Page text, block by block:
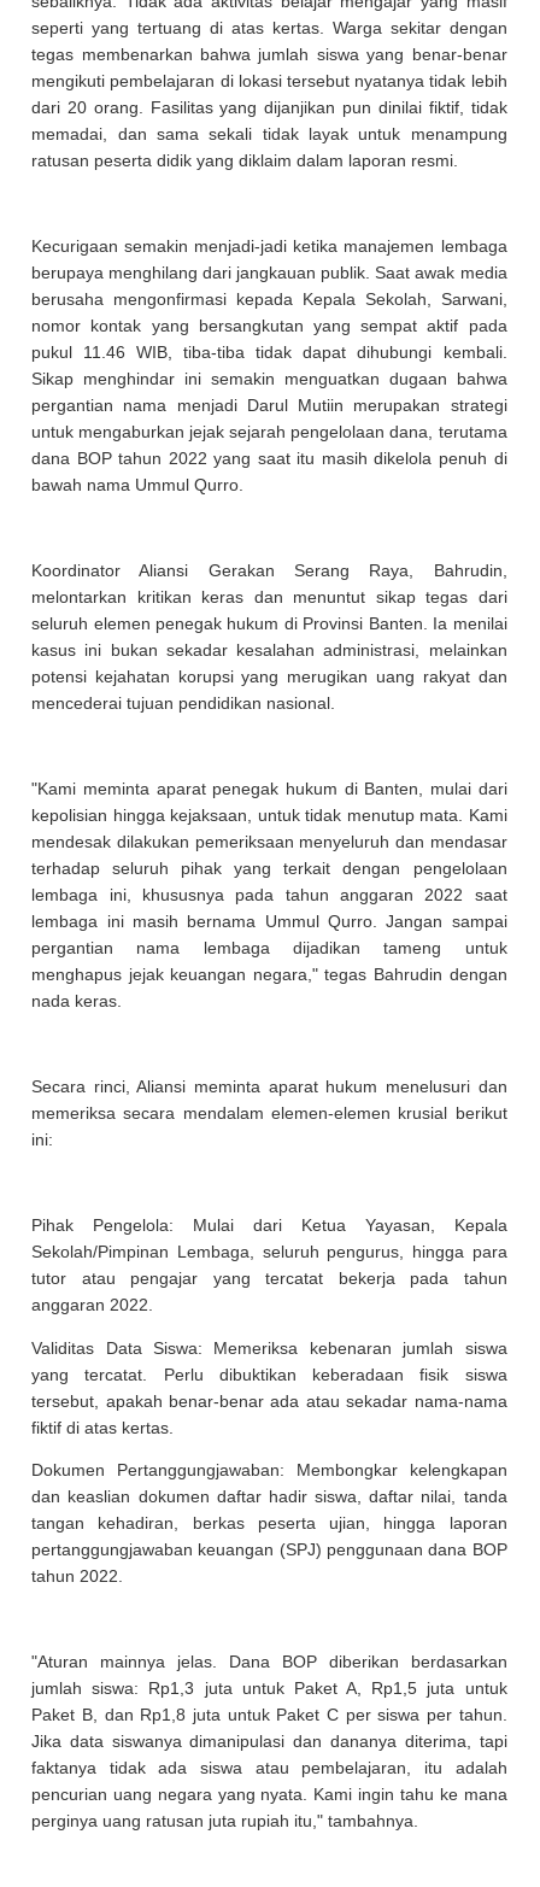
seperti yang tertuang di atas kertas. Warga sekitar dengan
tegas membenarkan bahwa jumlah siswa yang benar-benar
mengikuti pembelajaran di lokasi tersebut nyatanya tidak lebih
dari 20 orang. Fasilitas yang dijanjikan pun dinilai fiktif, tidak
memadai, dan sama sekali tidak layak untuk menampung
ratusan peserta didik yang diklaim dalam laporan resmi.
Kecurigaan semakin menjadi-jadi ketika manajemen lembaga
berupaya menghilang dari jangkauan publik. Saat awak media
berusaha mengonfirmasi kepada Kepala Sekolah, Sarwani,
nomor kontak yang bersangkutan yang sempat aktif pada
pukul 11.46 WIB, tiba-tiba tidak dapat dihubungi kembali.
Sikap menghindar ini semakin menguatkan dugaan bahwa
pergantian nama menjadi Darul Mutiin merupakan strategi
untuk mengaburkan jejak sejarah pengelolaan dana, terutama
dana BOP tahun 2022 yang saat itu masih dikelola penuh di
bawah nama Ummul Qurro.
Koordinator Aliansi Gerakan Serang Raya, Bahrudin,
melontarkan kritikan keras dan menuntut sikap tegas dari
seluruh elemen penegak hukum di Provinsi Banten. Ia menilai
kasus ini bukan sekadar kesalahan administrasi, melainkan
potensi kejahatan korupsi yang merugikan uang rakyat dan
mencederai tujuan pendidikan nasional.
"Kami meminta aparat penegak hukum di Banten, mulai dari
kepolisian hingga kejaksaan, untuk tidak menutup mata. Kami
mendesak dilakukan pemeriksaan menyeluruh dan mendasar
terhadap seluruh pihak yang terkait dengan pengelolaan
lembaga ini, khususnya pada tahun anggaran 2022 saat
lembaga ini masih bernama Ummul Qurro. Jangan sampai
pergantian nama lembaga dijadikan tameng untuk
menghapus jejak keuangan negara," tegas Bahrudin dengan
nada keras.
Secara rinci, Aliansi meminta aparat hukum menelusuri dan
memeriksa secara mendalam elemen-elemen krusial berikut
ini:
Pihak Pengelola: Mulai dari Ketua Yayasan, Kepala
Sekolah/Pimpinan Lembaga, seluruh pengurus, hingga para
tutor atau pengajar yang tercatat bekerja pada tahun
anggaran 2022.
Validitas Data Siswa: Memeriksa kebenaran jumlah siswa
yang tercatat. Perlu dibuktikan keberadaan fisik siswa
tersebut, apakah benar-benar ada atau sekadar nama-nama
fiktif di atas kertas.
Dokumen Pertanggungjawaban: Membongkar kelengkapan
dan keaslian dokumen daftar hadir siswa, daftar nilai, tanda
tangan kehadiran, berkas peserta ujian, hingga laporan
pertanggungjawaban keuangan (SPJ) penggunaan dana BOP
tahun 2022.
"Aturan mainnya jelas. Dana BOP diberikan berdasarkan
jumlah siswa: Rp1,3 juta untuk Paket A, Rp1,5 juta untuk
Paket B, dan Rp1,8 juta untuk Paket C per siswa per tahun.
Jika data siswanya dimanipulasi dan dananya diterima, tapi
faktanya tidak ada siswa atau pembelajaran, itu adalah
pencurian uang negara yang nyata. Kami ingin tahu ke mana
perginya uang ratusan juta rupiah itu," tambahnya.